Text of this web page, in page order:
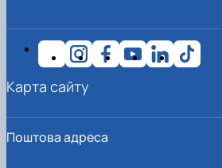
Поштова адреса
Карта сайту